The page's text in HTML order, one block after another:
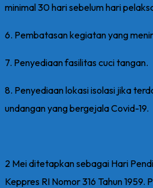
minimal 30 hari sebelum hari
6. Pembatasan kegiatan yang
7. Penyediaan fasilitas cuci tangan.
8. Penyediaan lokasi isolasi jika
undangan yang bergejala Covid-19.
2 Mei ditetapkan sebagai Hari
Keppres RI Nomor 316 Tahun